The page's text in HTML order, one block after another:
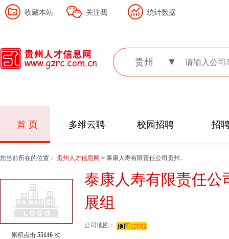
收藏本站 关注我 统计数据
贵州
首 页 多维云聘 校园招聘 招
您当前所在的位置： 贵州人才信息网 > 泰康人寿有限责任公司贵州..
累积点击 55116 次
泰康人寿有限责任公
展组
公司地图：